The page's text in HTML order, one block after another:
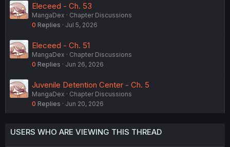
Eleceed - Ch. 53
MangaDex
Chapter Discussions
0 Replies Jul 5, 2026
Eleceed - Ch. 51
MangaDex
Chapter Discussions
0 Replies Jun 26, 2026
Juvenile Detention Center - Ch. 5
MangaDex
Chapter Discussions
0 Replies Jun 20, 2026
USERS WHO ARE VIEWING THIS THREAD